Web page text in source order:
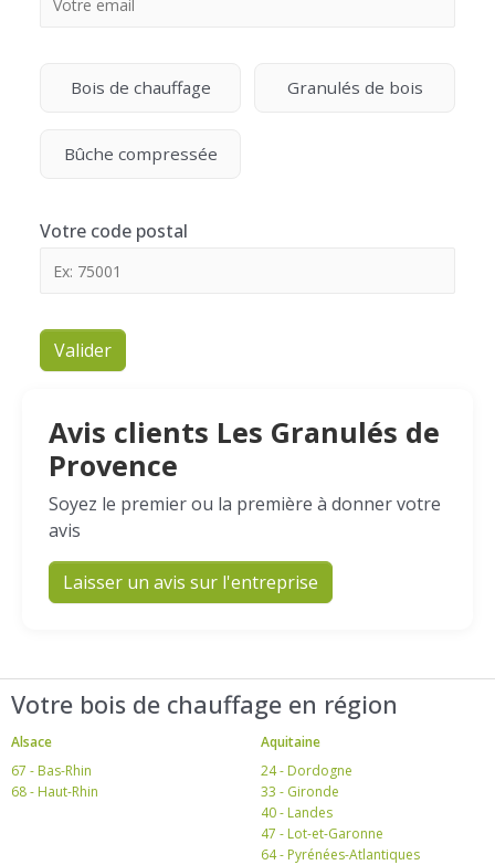
Bois de chauffage Granulés de bois
Bûche compressée
Votre code postal
Valider
Avis clients Les Granulés de
Provence
Soyez le premier ou la première à donner votre
avis
Laisser un avis sur l'entreprise
Votre bois de chauffage en région
Alsace
67 - Bas-Rhin
68 - Haut-Rhin
Aquitaine
24 - Dordogne
33 - Gironde
40 - Landes
47 - Lot-et-Garonne
64 - Pyrénées-Atlantiques